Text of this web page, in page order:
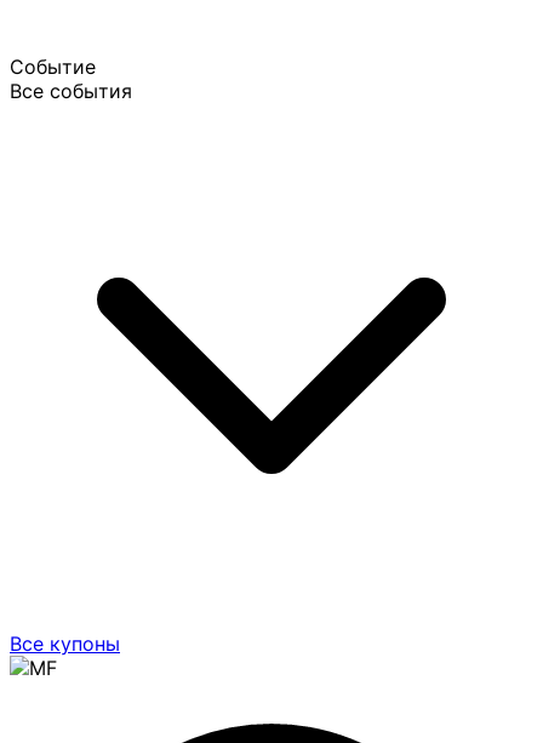
Событие
Все события
Все купоны